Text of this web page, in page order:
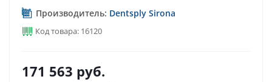
Производитель: Dentsply Sirona
Код товара: 16120
171 563 руб.